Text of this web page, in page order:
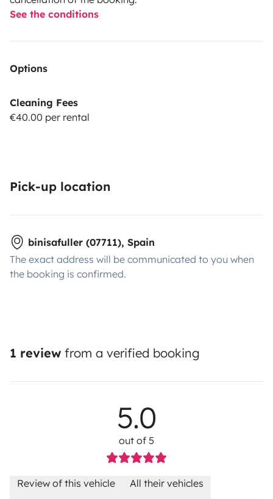
See the conditions
Options
Cleaning Fees
€40.00 per rental
Pick-up location
binisafuller (07711), Spain
The exact address will be communicated to you when
the booking is confirmed.
1 review from a verified booking
5.0
out of 5
Review of this vehicle All their vehicles